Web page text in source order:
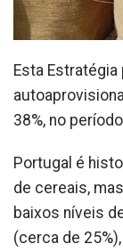
Esta
38%, no
Portugal é
de cereais,
baixos níveis
(cerca de